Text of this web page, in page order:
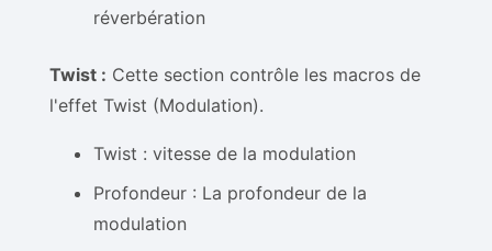
réverbération
Twist : Cette section contrôle les macros de
l'effet Twist (Modulation).
Twist : vitesse de la modulation
Profondeur : La profondeur de la
modulation